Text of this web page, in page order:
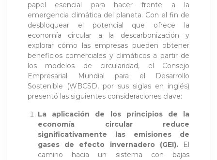
papel esencial para hacer frente a la
emergencia climática del planeta. Con el fin de
desbloquear el potencial que ofrece la
economía circular a la descarbonización y
explorar cómo las empresas pueden obtener
beneficios comerciales y climáticos a partir de
los modelos de circularidad, el Consejo
Empresarial Mundial para el Desarrollo
Sostenible (WBCSD, por sus siglas en inglés)
presentó las siguientes consideraciones clave:
La aplicación de los principios de la
economía circular reduce
significativamente las emisiones de
gases de efecto invernadero (GEI).El
camino hacia un sistema con bajas